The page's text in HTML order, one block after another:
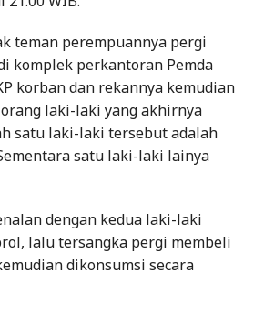
teman perempuannya pergi
komplek perkantoran Pemda
korban dan rekannya kemudian
laki-laki yang akhirnya
satu laki-laki tersebut adalah
satu laki-laki lainya
dengan kedua laki-laki
lalu tersangka pergi membeli
dikonsumsi secara
terpengaruh minuman